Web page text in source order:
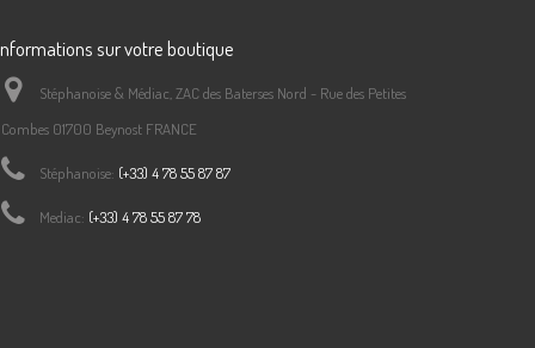
sur votre boutique
Stéphanoise & Médiac, ZAC des Baterses Nord - Rue des Petites
Combes 01700 Beynost FRANCE
Stéphanoise: (+33) 4 78 55 87 87
Mediac: (+33) 4 78 55 87 78